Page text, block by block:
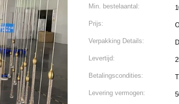
Min. bestelaantal:
Prijs:
Verpakking Details:
Levertijd:
Betalingscondities:
Levering vermogen: